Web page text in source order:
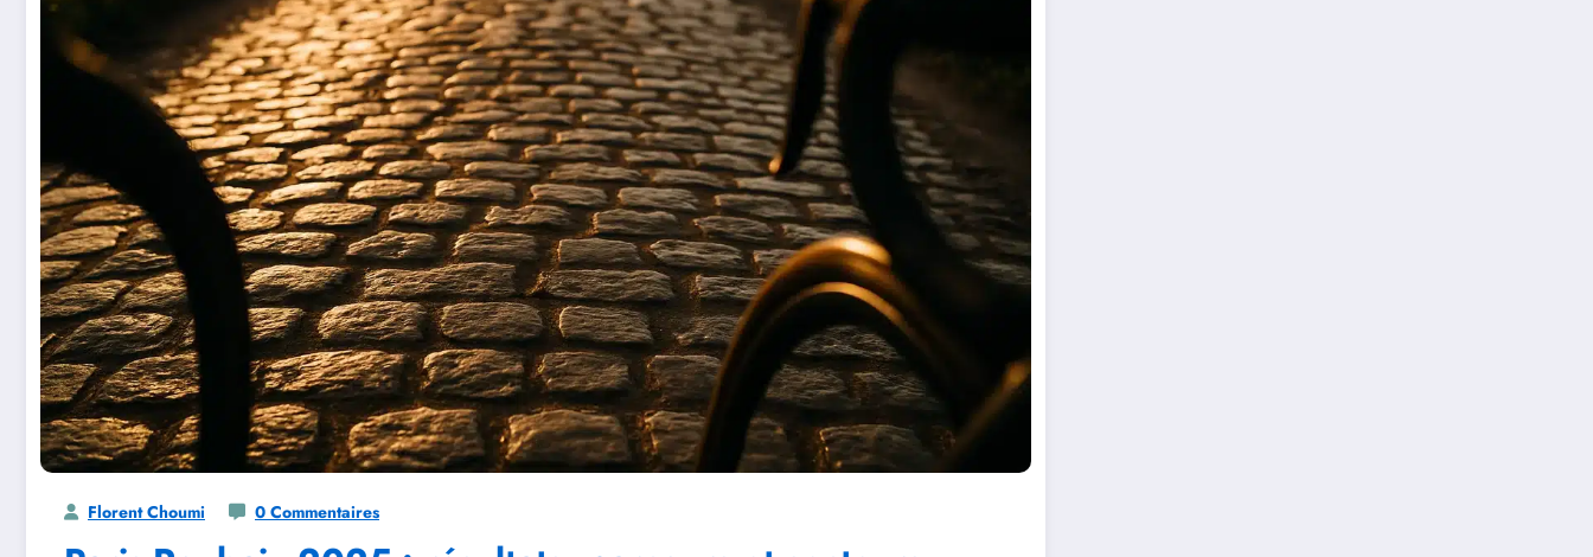
Florent Choumi 0 Commentaires